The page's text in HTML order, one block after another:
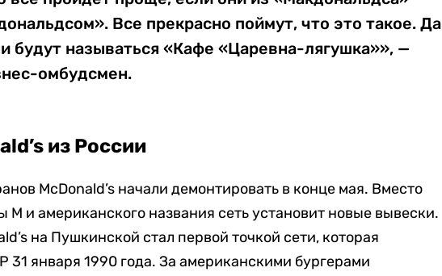
Все прекрасно поймут, что это такое. Да
будут называться «Кафе «Царевна-лягушка»», —
омбудсмен.
из России
McDonald’s начали демонтировать в конце мая. Вместо
М и американского названия сеть установит новые вывески.
на Пушкинской стал первой точкой сети, которая
31 января 1990 года. За американскими бургерами